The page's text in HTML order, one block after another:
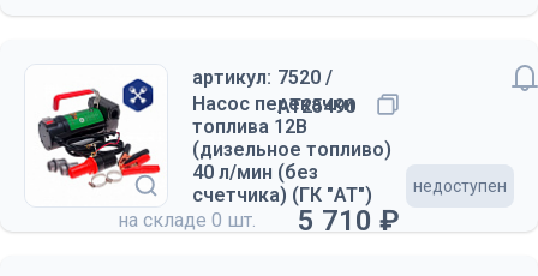
артикул: 7520 /
AT25490
Насос перекачки
топлива 12В
(дизельное топливо)
40 л/мин (без
счетчика) (ГК "АТ")
на складе 0 шт. 5 710 ₽
недоступен